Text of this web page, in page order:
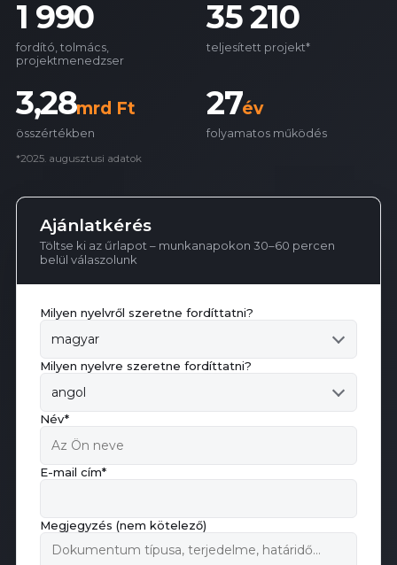
1 990
fordító, tolmács,
projektmenedzser
35 210
teljesített projekt*
3,28mrd Ft
összértékben
27év
folyamatos működés
*2025. augusztusi adatok
Ajánlatkérés
Töltse ki az űrlapot – munkanapokon 30–60 percen
belül válaszolunk
Milyen nyelvről szeretne fordíttatni?
magyar
Milyen nyelvre szeretne fordíttatni?
angol
Név*
E-mail cím*
Megjegyzés (nem kötelező)